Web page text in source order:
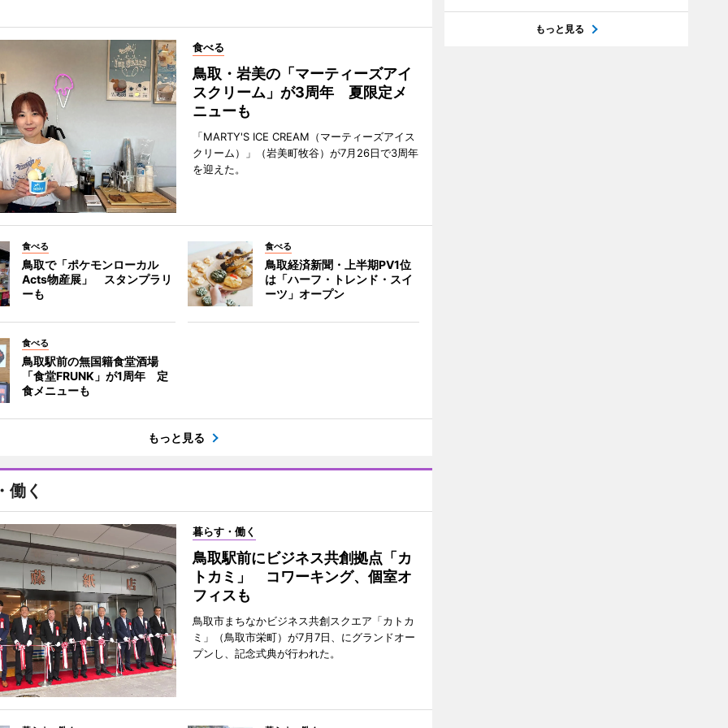
食べる
鳥取・岩美の「マーティーズアイ
スクリーム」が3周年 夏限定メ
ニューも
「MARTY'S ICE CREAM（マーティーズアイス
クリーム）」（岩美町牧谷）が7月26日で3周年
を迎えた。
食べる
鳥取で「ポケモンローカル
Acts物産展」 スタンプラリ
ーも
食べる
鳥取経済新聞・上半期PV1位
は「ハーフ・トレンド・スイ
ーツ」オープン
食べる
鳥取駅前の無国籍食堂酒場
「食堂FRUNK」が1周年 定
食メニューも
もっと見る
働く
暮らす・働く
鳥取駅前にビジネス共創拠点「カ
トカミ」 コワーキング、個室オ
フィスも
鳥取市まちなかビジネス共創スクエア「カトカ
ミ」（鳥取市栄町）が7月7日、にグランドオー
プンし、記念式典が行われた。
もっと見る